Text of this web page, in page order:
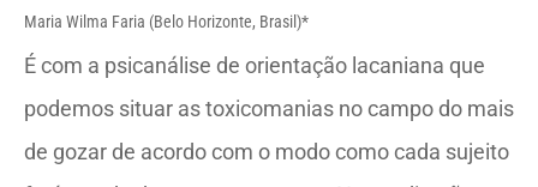
Maria Wilma Faria (Belo Horizonte, Brasil)*
É com a psicanálise de orientação lacaniana que
podemos situar as toxicomanias no campo do mais
de gozar de acordo com o modo como cada sujeito